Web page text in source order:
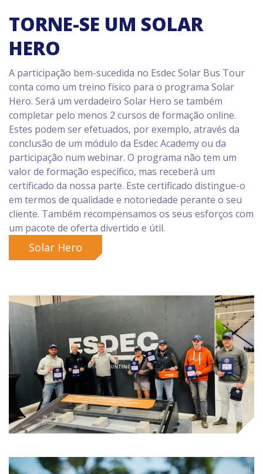
TORNE-SE UM SOLAR
HERO
A participação bem-sucedida no Esdec Solar Bus Tour
conta como um treino físico para o programa Solar
Hero. Será um verdadeiro Solar Hero se também
completar pelo menos 2 cursos de formação online.
Estes podem ser efetuados, por exemplo, através da
conclusão de um módulo da Esdec Academy ou da
participação num webinar. O programa não tem um
valor de formação específico, mas receberá um
certificado da nossa parte. Este certificado distingue-o
em termos de qualidade e notoriedade perante o seu
cliente. Também recompensamos os seus esforços com
um pacote de oferta divertido e útil.
Solar Hero